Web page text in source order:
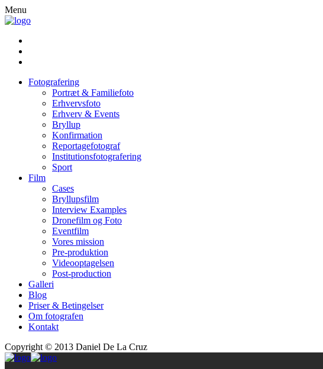
Menu
Fotografering
Portræt & Familiefoto
Erhvervsfoto
Erhverv & Events
Bryllup
Konfirmation
Reportagefotograf
Institutionsfotografering
Sport
Film
Cases
Bryllupsfilm
Interview Examples
Dronefilm og Foto
Eventfilm
Vores mission
Pre-produktion
Videooptagelsen
Post-production
Galleri
Blog
Priser & Betingelser
Om fotografen
Kontakt
Copyright © 2013 Daniel De La Cruz